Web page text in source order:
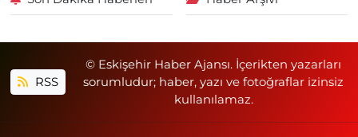
RSS
© Eskişehir Haber Ajansı. İçerikten yazarları
sorumludur; haber, yazı ve fotoğraflar izinsiz
kullanılamaz.